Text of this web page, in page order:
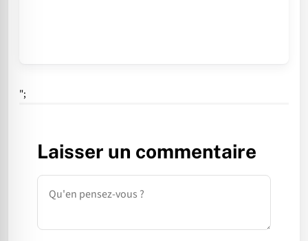
";
Laisser un commentaire
Commentaire